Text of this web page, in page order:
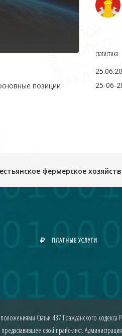
позиции
статистика
25-06-
фермерское
ПЛАТНЫЕ УСЛУГИ
Статьи 437 Гражданского
свой прайс-лист.